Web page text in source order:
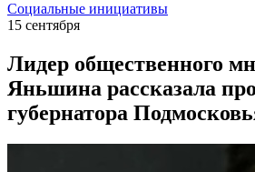
Социальные инициативы
15 сентября
Лидер общественного
Яньшина рассказала
губернатора